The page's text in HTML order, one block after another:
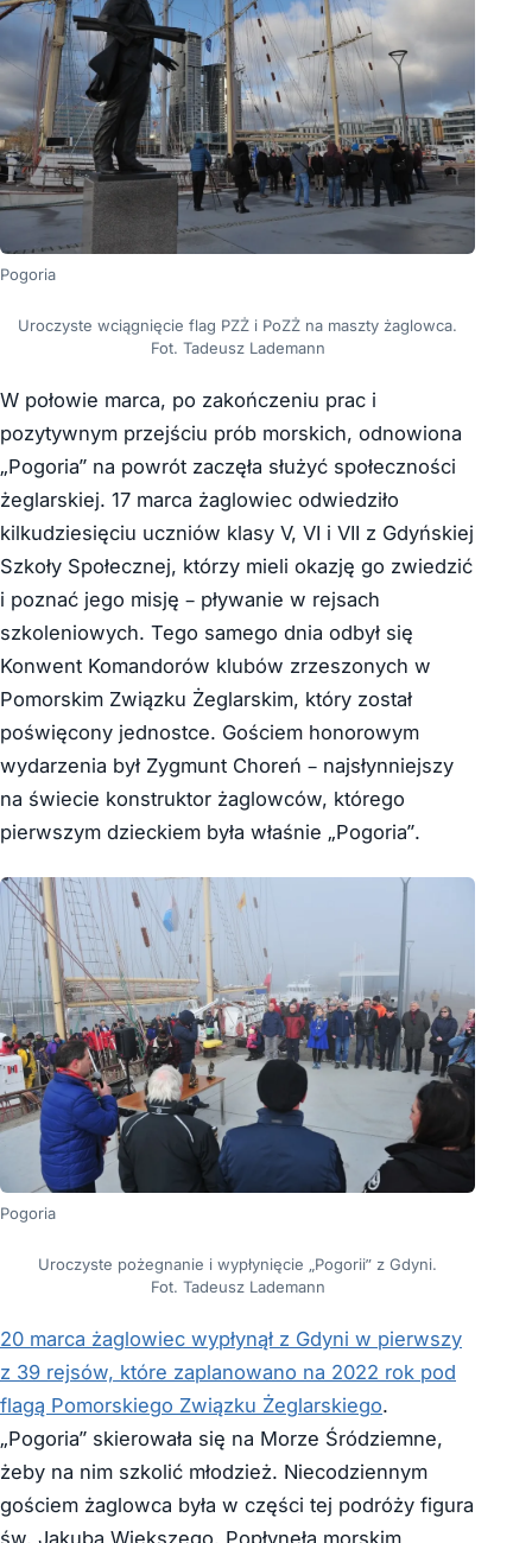
Pogoria
Uroczyste wciągnięcie flag PZŻ i PoZŻ na maszty żaglowca.
Fot. Tadeusz Lademann
W połowie marca, po zakończeniu prac i
pozytywnym przejściu prób morskich, odnowiona
„Pogoria” na powrót zaczęła służyć społeczności
żeglarskiej. 17 marca żaglowiec odwiedziło
kilkudziesięciu uczniów klasy V, VI i VII z Gdyńskiej
Szkoły Społecznej, którzy mieli okazję go zwiedzić
i poznać jego misję – pływanie w rejsach
szkoleniowych. Tego samego dnia odbył się
Konwent Komandorów klubów zrzeszonych w
Pomorskim Związku Żeglarskim, który został
poświęcony jednostce. Gościem honorowym
wydarzenia był Zygmunt Choreń – najsłynniejszy
na świecie konstruktor żaglowców, którego
pierwszym dzieckiem była właśnie „Pogoria”.
Pogoria
Uroczyste pożegnanie i wypłynięcie „Pogorii” z Gdyni.
Fot. Tadeusz Lademann
20 marca żaglowiec wypłynął z Gdyni w pierwszy
z 39 rejsów, które zaplanowano na 2022 rok pod
flagą Pomorskiego Związku Żeglarskiego.
„Pogoria” skierowała się na Morze Śródziemne,
żeby na nim szkolić młodzież. Niecodziennym
gościem żaglowca była w części tej podróży figura